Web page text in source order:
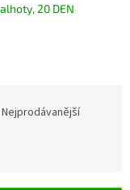
20 DEN
Nejprodávanější